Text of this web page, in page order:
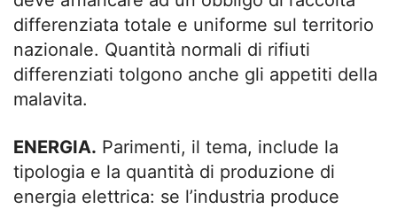
differenziata totale e uniforme sul territorio
nazionale. Quantità normali di rifiuti
differenziati tolgono anche gli appetiti della
malavita.
ENERGIA. Parimenti, il tema, include la
tipologia e la quantità di produzione di
energia elettrica: se l’industria produce